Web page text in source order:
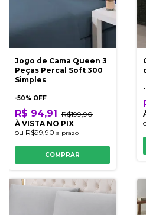
Jogo de Cama Queen 3
Peças Percal Soft 300
Simples
-50% OFF
R$ 94,91 R$199,90
À VISTA NO PIX
ou R$99,90 a prazo
COMPRAR
-